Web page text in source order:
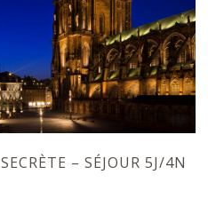
– SÉJOUR 5J/4N